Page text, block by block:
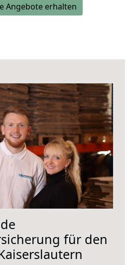
Angebote erhalten
für den